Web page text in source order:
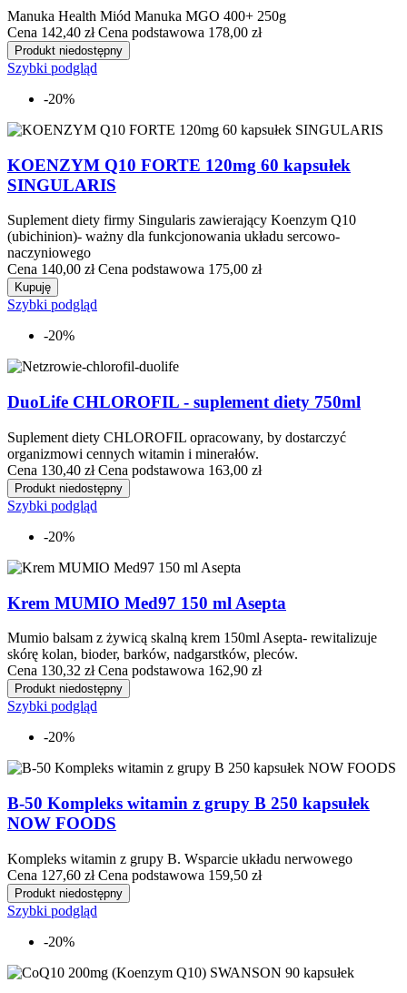
Manuka Health Miód Manuka MGO 400+ 250g
Cena 142,40 zł Cena podstawowa 178,00 zł
Produkt niedostępny
Szybki podgląd
-20%
KOENZYM Q10 FORTE 120mg 60 kapsułek
SINGULARIS
Suplement diety firmy Singularis zawierający Koenzym Q10
(ubichinion)- ważny dla funkcjonowania układu sercowo-
naczyniowego
Cena 140,00 zł Cena podstawowa 175,00 zł
Kupuję
Szybki podgląd
-20%
DuoLife CHLOROFIL - suplement diety 750ml
Suplement diety CHLOROFIL opracowany, by dostarczyć
organizmowi cennych witamin i minerałów.
Cena 130,40 zł Cena podstawowa 163,00 zł
Produkt niedostępny
Szybki podgląd
-20%
Krem MUMIO Med97 150 ml Asepta
Mumio balsam z żywicą skalną krem 150ml Asepta- rewitalizuje
skórę kolan, bioder, barków, nadgarstków, pleców.
Cena 130,32 zł Cena podstawowa 162,90 zł
Produkt niedostępny
Szybki podgląd
-20%
B-50 Kompleks witamin z grupy B 250 kapsułek
NOW FOODS
Kompleks witamin z grupy B. Wsparcie układu nerwowego
Cena 127,60 zł Cena podstawowa 159,50 zł
Produkt niedostępny
Szybki podgląd
-20%